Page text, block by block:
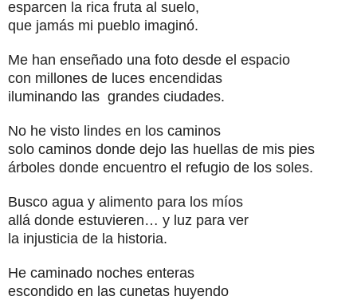
esparcen la rica fruta al suelo,
que jamás mi pueblo imaginó.
Me han enseñado una foto desde el espacio
con millones de luces encendidas
iluminando las grandes ciudades.
No he visto lindes en los caminos
solo caminos donde dejo las huellas de mis pies
árboles donde encuentro el refugio de los soles.
Busco agua y alimento para los míos
allá donde estuvieren… y luz para ver
la injusticia de la historia.
He caminado noches enteras
escondido en las cunetas huyendo